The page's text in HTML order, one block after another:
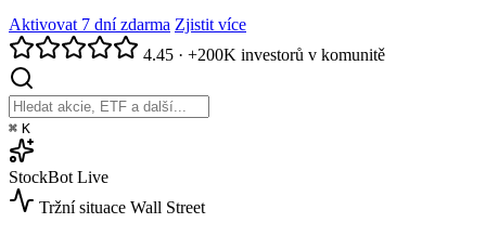
Aktivovat 7 dní zdarma Zjistit více
4.45 · +200K investorů v komunitě
⌘ K
StockBot Live
Tržní situace Wall Street